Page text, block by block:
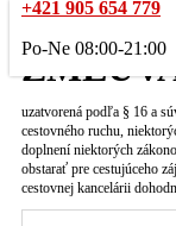
+421 905 654 779
Po-Ne 08:00-21:00
uzatvorená podľa § 16 a
cestovného ruchu,
doplnení niektorých
obstarať pre cestujúceho
cestovnej kancelárii